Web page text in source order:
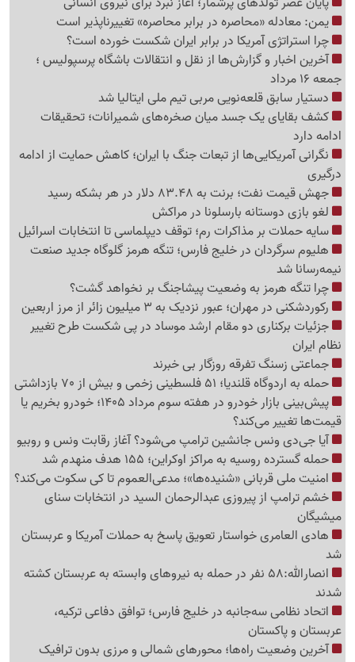
یمن: معادله «محاصره در برابر محاصره» تغییرناپذیر است
چرا استراتژی آمریکا در برابر ایران شکست خورده است؟
آخرین اخبار و گزارش‌ها از نقل و انتقالات باشگاه پرسپولیس ؛
جمعه 16 مرداد
دستیار سابق قلعه‌نویی مربی تیم ملی ایتالیا شد
کشف بقایای یک جسد میان صخره‌های شمیرانات؛ تحقیقات
ادامه دارد
نگرانی آمریکایی‌ها از تبعات جنگ با ایران؛ کاهش حمایت از ادامه
درگیری
جهش قیمت نفت؛ برنت به 83.48 دلار در هر بشکه رسید
لغو بازی دوستانه بارسلونا در مراکش
سایه حملات بر مذاکرات رم؛ توقف دیپلماسی تا انتخابات اسرائیل
هلیوم سرگردان در خلیج فارس؛ تنگه هرمز گلوگاه جدید صنعت
نیمه‌رسانا شد
چرا تنگه هرمز به وضعیت پیشاجنگ بر نخواهد گشت؟
رکوردشکنی در مهران؛ عبور نزدیک به 3 میلیون زائر از مرز اربعین
جزئیات برکناری دو مقام ارشد موساد در پی شکست طرح تغییر
نظام ایران
جماعتی زسنگ تفرقه روزگار بی خبرند
حمله به اردوگاه قلندیا؛ 51 فلسطینی زخمی و بیش از 70 بازداشتی
پیش‌بینی بازار خودرو در هفته سوم مرداد 1405؛ خودرو بخریم یا
قیمت‌ها تغییر می‌کند؟
آیا جی‌دی ونس جانشین ترامپ می‌شود؟ آغاز رقابت ونس و روبیو
حمله گسترده روسیه به مراکز اوکراین؛ 155 هدف منهدم شد
امنیت ملی قربانی «شنیده‌ها»؛ مدعی‌العموم تا کی سکوت می‌کند؟
خشم ترامپ از پیروزی عبدالرحمان السید در انتخابات سنای
میشیگان
هادی العامری خواستار تعویق پاسخ به حملات آمریکا و عربستان
شد
انصارالله:58 نفر در حمله به نیروهای وابسته به عربستان کشته
شدند
اتحاد نظامی سه‌جانبه در خلیج فارس؛ توافق دفاعی ترکیه،
عربستان و پاکستان
آخرین وضعیت راه‌ها؛ محورهای شمالی و مرزی بدون ترافیک